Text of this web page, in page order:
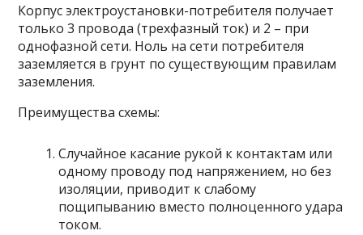
Корпус электроустановки-потребителя получает
только 3 провода (трехфазный ток) и 2 – при
однофазной сети. Ноль на сети потребителя
заземляется в грунт по существующим правилам
заземления.
Преимущества схемы:
Случайное касание рукой к контактам или
одному проводу под напряжением, но без
изоляции, приводит к слабому
пощипыванию вместо полноценного удара
током.